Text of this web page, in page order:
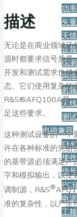
功
矢
天
音
综
网
射
天
测
电磁兼容
接
信
电
工
描述
无论是在商业领域还
源时都要求信号质量
开发和测试需求也越
态。它们使用复杂的
R&S®AFQ100A是
足这些要求。
这种测试设备的一个
许在各种标准的先进
的基带源必须满足广
字和模拟输出，以便
调制源，R&S®
准的复杂性，以产生